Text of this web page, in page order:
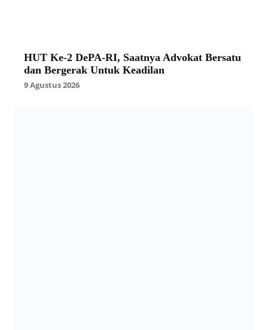
HUT Ke-2 DePA-RI, Saatnya Advokat Bersatu
dan Bergerak Untuk Keadilan
9 Agustus 2026